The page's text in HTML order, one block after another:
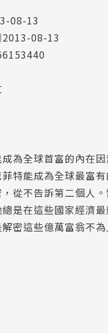
08-13
2013-08-13
為全球首富的內在
特能成為全球最富
從不告訴第二個人
是在這些國家經濟
密這些億萬富翁不